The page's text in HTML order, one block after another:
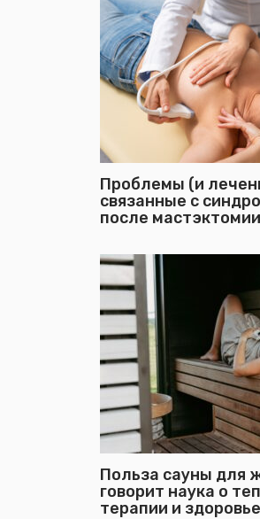
Проблемы (и
связанные с
после мастэктомии
Польза сауны для
говорит наука о
терапии и здоровье